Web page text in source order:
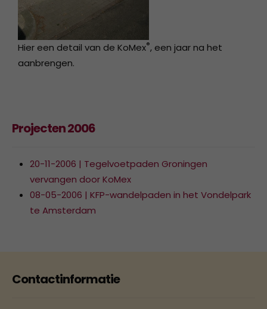
Hier een detail van de KoMex®, een jaar na het
aanbrengen.
Projecten 2006
20-11-2006 | Tegelvoetpaden Groningen
vervangen door KoMex
08-05-2006 | KFP-wandelpaden in het Vondelpark
te Amsterdam
Contactinformatie